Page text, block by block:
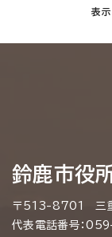
表示
鈴鹿市役
〒513-8701 三重
代表電話番号：